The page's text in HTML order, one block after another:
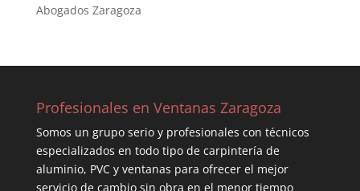
Abogados Zaragoza
Profesionales en Ventanas Zaragoza
Somos un grupo serio y profesionales con técnicos
especializados en todo tipo de carpintería de
aluminio, PVC y ventanas para ofrecer el mejor
servicio de cambio sin obra en el menor tiempo